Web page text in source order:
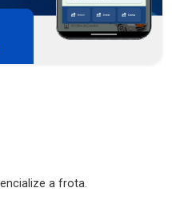
a frota.